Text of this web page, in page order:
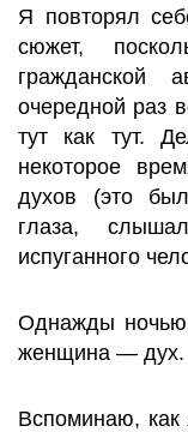
Я повторял
сюжет,
гражданской
очередной раз
тут как тут.
некоторое
духов (это
глаза,
испуганного
Однажды
женщина — дух.
Вспоминаю, как